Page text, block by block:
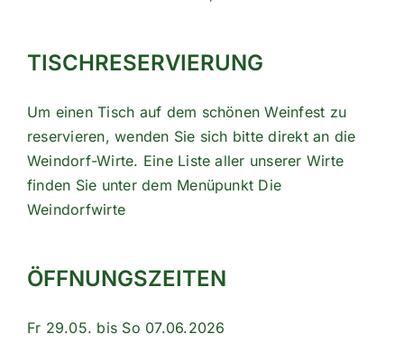
TISCHRESERVIERUNG
Um einen Tisch auf dem schönen Weinfest zu
reservieren, wenden Sie sich bitte direkt an die
Weindorf-Wirte. Eine Liste aller unserer Wirte
finden Sie unter dem Menüpunkt Die
Weindorfwirte
ÖFFNUNGSZEITEN
Fr 29.05. bis So 07.06.2026